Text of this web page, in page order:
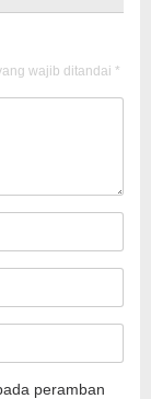
wajib ditandai *
peramban